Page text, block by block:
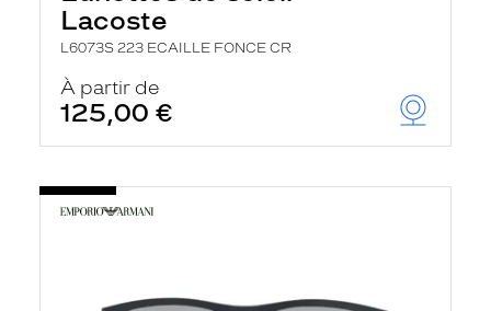
Lacoste
L6073S 223 ECAILLE FONCE CR
À partir de
125,00 €